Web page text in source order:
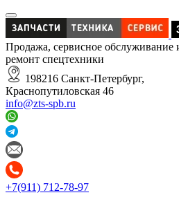
Продажа, сервисное обслуживание
ремонт спецтехники
198216 Санкт-Петербург,
Краснопутиловская 46
info@zts-spb.ru
+7(911) 712-78-97